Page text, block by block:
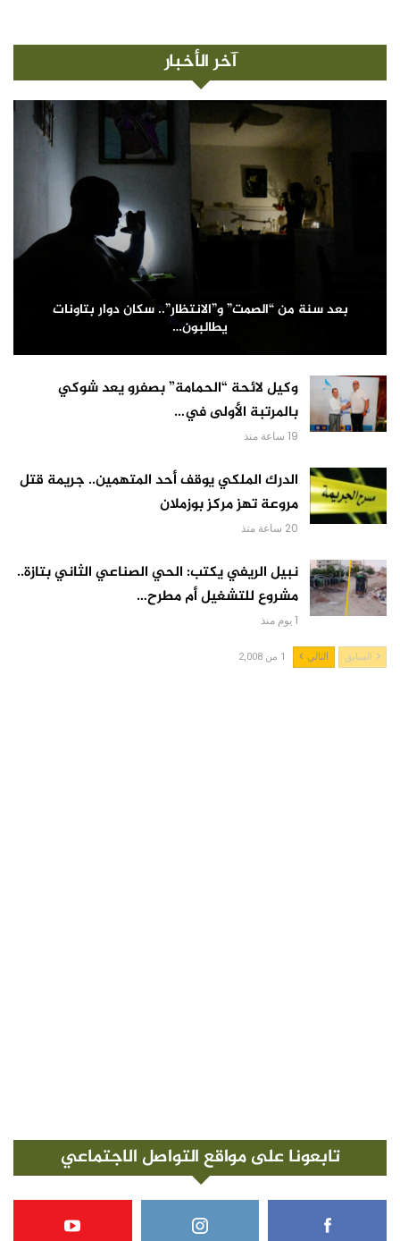
آخر الأخبار
بعد سنة من “الصمت” و”الانتظار”.. سكان دوار بتاونات
يطالبون…
وكيل لائحة “الحمامة” بصفرو يعد شوكي
بالمرتبة الأولى في…
19 ساعة منذ
الدرك الملكي يوقف أحد المتهمين.. جريمة قتل
مروعة تهز مركز بوزملان
20 ساعة منذ
نبيل الريفي يكتب: الحي الصناعي الثاني بتازة..
مشروع للتشغيل أم مطرح…
1 يوم منذ
السابق التالي 1 من 2,008
تابعونا على مواقع التواصل الاجتماعي